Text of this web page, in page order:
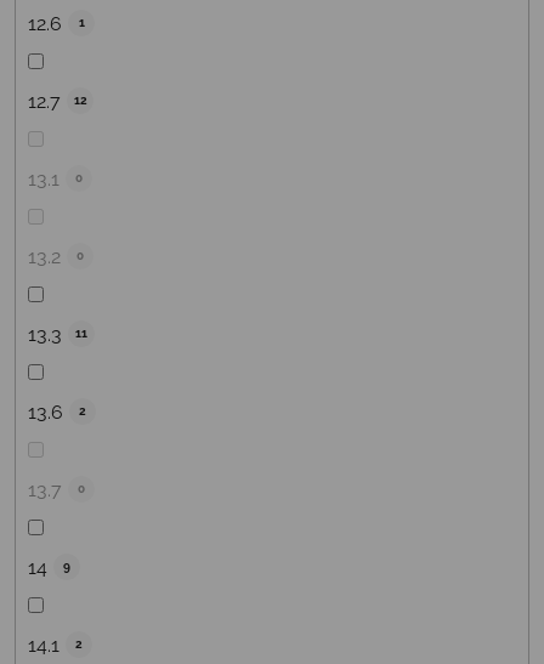
12.6 1
12.7 12
13.1 0
13.2 0
13.3 11
13.6 2
13.7 0
14 9
14.1 2